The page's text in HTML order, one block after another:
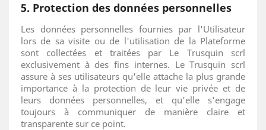
5. Protection des données personnelles
Les données personnelles fournies par l'Utilisateur
lors de sa visite ou de l'utilisation de la Plateforme
sont collectées et traitées par Le Trusquin scrl
exclusivement à des fins internes. Le Trusquin scrl
assure à ses utilisateurs qu'elle attache la plus grande
importance à la protection de leur vie privée et de
leurs données personnelles, et qu'elle s'engage
toujours à communiquer de manière claire et
transparente sur ce point.